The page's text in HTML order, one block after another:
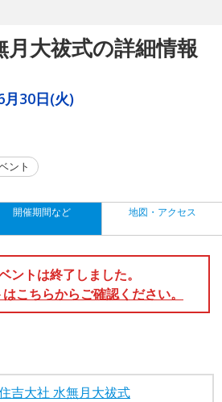
月大祓式の詳細情報
月30日(火)
ント
開催期間など 地図・アクセス
ントは終了しました。
こちらからご確認ください。
吉大社 水無月大祓式